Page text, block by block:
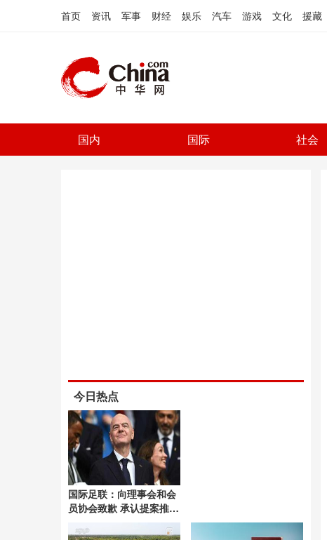
首页 资讯 军事 财经 娱乐 汽车 游戏 文化 援藏
国内 国际 社会
今日热点
国际足联：向理事会和会
员协会致歉 承认提案推进